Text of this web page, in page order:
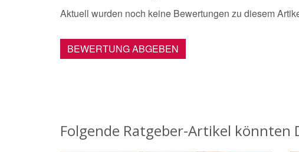
Aktuell wurden noch keine Bewertungen zu diesem
BEWERTUNG ABGEBEN
Folgende Ratgeber-Artikel könnten